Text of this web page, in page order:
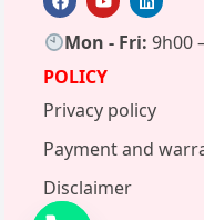
Mon - Fri: 9h00
POLICY
Privacy policy
Payment and
Disclaimer